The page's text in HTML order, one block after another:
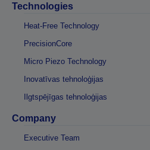
Technologies
Heat-Free Technology
PrecisionCore
Micro Piezo Technology
Inovatīvas tehnoloģijas
Ilgtspējīgas tehnoloģijas
Company
Executive Team